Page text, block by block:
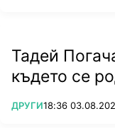
Тадей
където се
ПОВЕЧЕ ОТ
ДРУГИ18:36